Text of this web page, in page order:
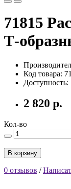
71815
Т-
Код товара:
2 820 р.
Кол-во
В корзину
0 отзывов /